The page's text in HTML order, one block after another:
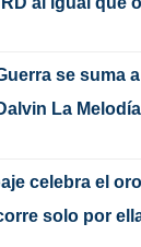
se suma
La
celebra el
solo por